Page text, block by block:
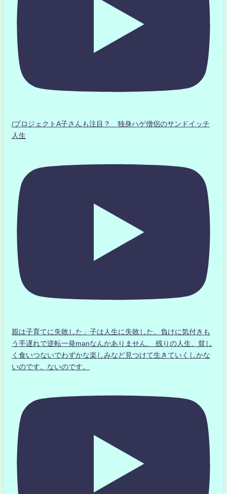
/プロジェクトA子さんも注目？ 独身ハゲ僧侶のサンドイッチ
人生
親は子育てに失敗した」子は人生に失敗した。負けに気付きも
う手遅れで逆転一発manなんかありません、 残りの人生、貧し
く食いつないでわずかな楽しみなど見つけて生きていくしかな
いのです。ないのです。